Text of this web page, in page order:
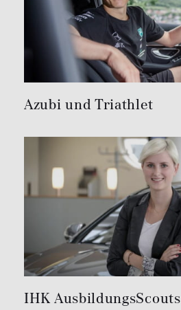
Azubi und Triathlet
IHK AusbildungsScouts